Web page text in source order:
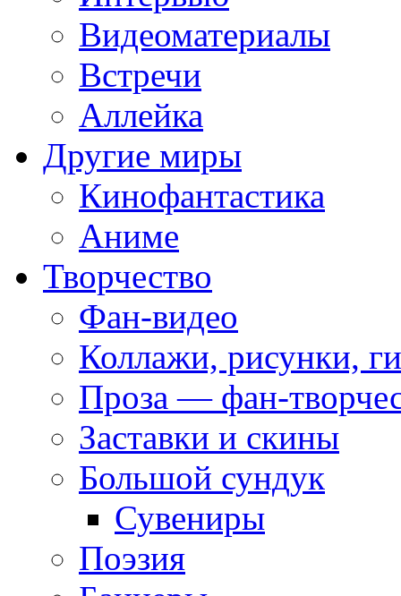
Видеоматериалы
Встречи
Аллейка
Другие миры
Кинофантастика
Аниме
Творчество
Фан-видео
Коллажи, рисунки,
Проза — фан-
Заставки и скины
Большой сундук
Сувениры
Поэзия